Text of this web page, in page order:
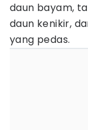
daun bayam,
daun kenikir,
yang pedas.